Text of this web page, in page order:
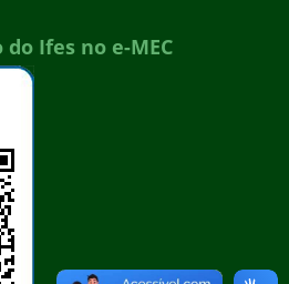
Ifes no e-MEC